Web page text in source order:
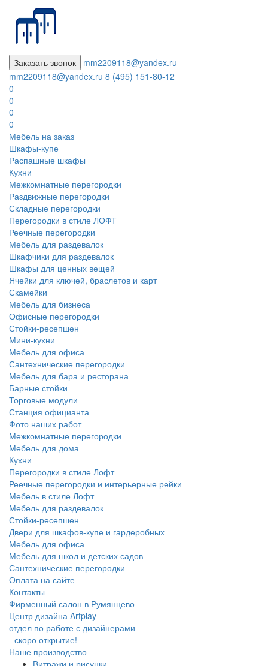
Заказать звонок
mm2209118@yandex.ru
mm2209118@yandex.ru 8 (495) 151-80-12
0
0
0
0
Мебель на заказ
Шкафы-купе
Распашные шкафы
Кухни
Межкомнатные перегородки
Раздвижные перегородки
Складные перегородки
Перегородки в стиле ЛОФТ
Реечные перегородки
Мебель для раздевалок
Шкафчики для раздевалок
Шкафы для ценных вещей
Ячейки для ключей, браслетов и карт
Скамейки
Мебель для бизнеса
Офисные перегородки
Стойки-ресепшен
Мини-кухни
Мебель для офиса
Сантехнические перегородки
Мебель для бара и ресторана
Барные стойки
Торговые модули
Станция официанта
Фото наших работ
Межкомнатные перегородки
Мебель для дома
Кухни
Перегородки в стиле Лофт
Реечные перегородки и интерьерные рейки
Мебель в стиле Лофт
Мебель для раздевалок
Стойки-ресепшен
Двери для шкафов-купе и гардеробных
Мебель для офиса
Мебель для школ и детских садов
Сантехнические перегородки
Оплата на сайте
Контакты
Фирменный салон в Румянцево
Центр дизайна Artplay
отдел по работе с дизайнерами
- скоро открытие!
Наше производство
Витражи и рисунки